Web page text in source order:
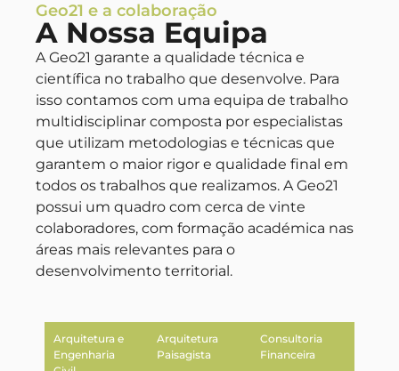
Geo21 e a colaboração
A Nossa Equipa
A Geo21 garante a qualidade técnica e
científica no trabalho que desenvolve. Para
isso contamos com uma equipa de trabalho
multidisciplinar composta por especialistas
que utilizam metodologias e técnicas que
garantem o maior rigor e qualidade final em
todos os trabalhos que realizamos. A Geo21
possui um quadro com cerca de vinte
colaboradores, com formação académica nas
áreas mais relevantes para o
desenvolvimento territorial.
Arquitetura e
Engenharia
Arquitetura
Paisagista
Consultoria
Financeira